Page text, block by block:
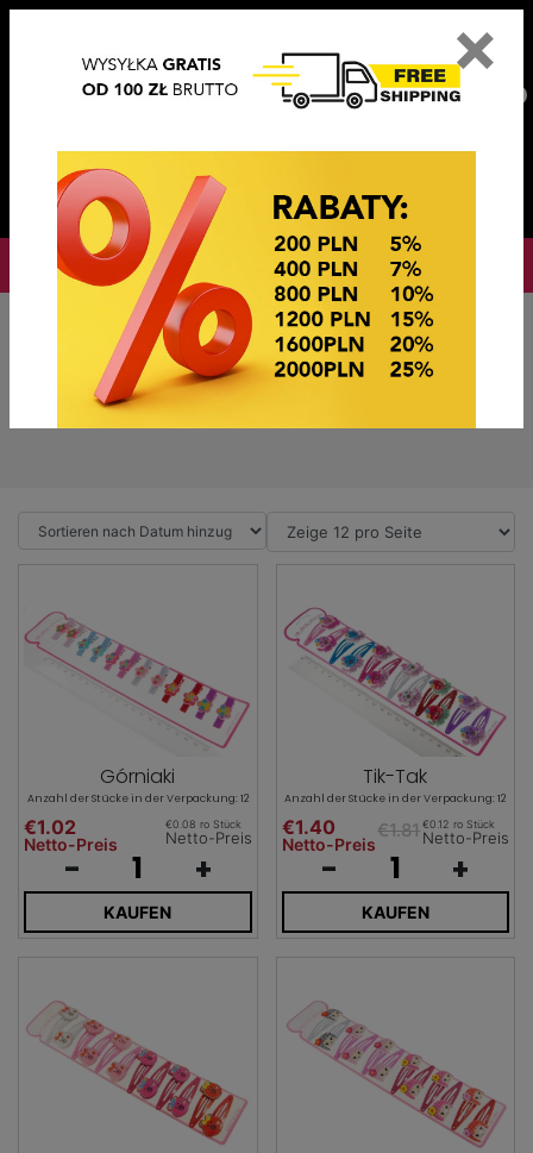
OKAZJE CENOWE
PROMOTIONSL
Górniaki
Anzahl der Stücke in der Verpackung: 12
€1.02
Netto-Preis
€0.08 ro Stück
Netto-Preis
- +
KAUFEN
Tik-Tak
Anzahl der Stücke in der Verpackung: 12
€1.40
Netto-Preis
€1.81€0.12 ro Stück
Netto-Preis
- +
KAUFEN
×